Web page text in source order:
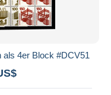
als 4er Block #DCV51